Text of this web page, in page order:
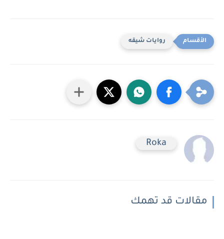
روايات شيقه
Roka
مقالات قد تهمك